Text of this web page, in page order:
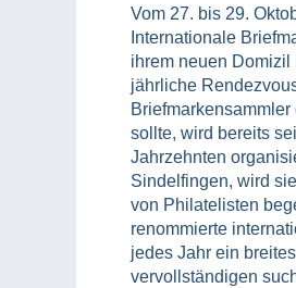
Vom 27. bis 29.
Internationale
ihrem neuen
jährliche
sollte, wird bereits
Jahrzehnten
Sindelfingen, wird
von Philatelisten
renommierte
jedes Jahr ein
vervollständigen